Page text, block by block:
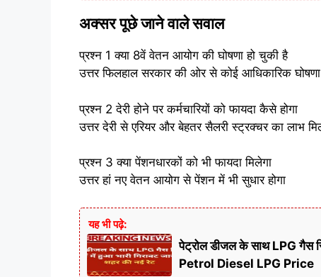
अक्सर पूछे जाने वाले सवाल
प्रश्न 1 क्या 8वें वेतन आयोग की घोषणा हो चुकी है
उत्तर फिलहाल सरकार की ओर से कोई आधिकारिक
प्रश्न 2 देरी होने पर कर्मचारियों को फायदा कैसे होगा
उत्तर देरी से एरियर और बेहतर सैलरी स्ट्रक्चर का लाभ
प्रश्न 3 क्या पेंशनधारकों को भी फायदा मिलेगा
उत्तर हां नए वेतन आयोग से पेंशन में भी सुधार होगा
यह भी पढ़े:
पेट्रोल डीजल के साथ LPG गैस
Petrol Diesel LPG Price